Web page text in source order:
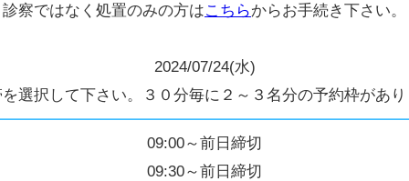
診察ではなく処置のみの方はこちらからお手続き下さい。
2024/07/24(水)
選択して下さい。３０分毎に２～３名分の予約枠があ
09:00～前日締切
09:30～前日締切